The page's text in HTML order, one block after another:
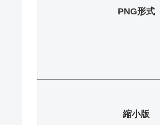
PNG形式
縮小版